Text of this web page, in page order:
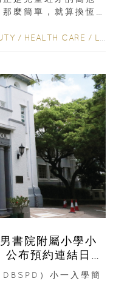
麼簡單，就算換恆
/ HEALTH CARE / LIFESTYLE
書院附屬小學小
布預約連結日期
）小一入學簡